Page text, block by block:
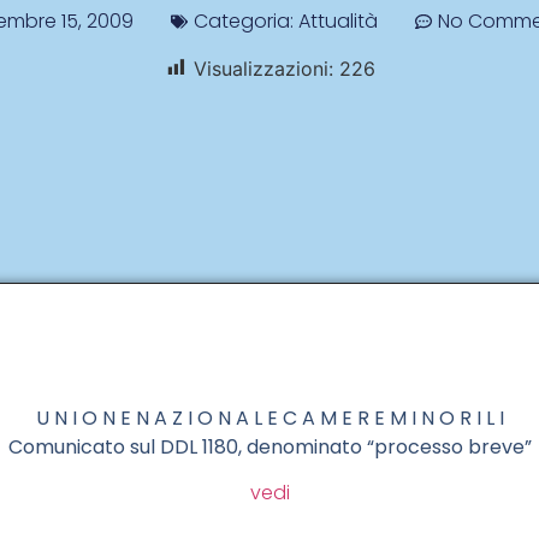
15, 2009 Categoria: Attualità No
Visualizzazioni: 226
U N I O N E N A Z I O N A L E C A M E R E M I N O R I L I
Comunicato sul DDL 1180, denominato “processo breve”
vedi